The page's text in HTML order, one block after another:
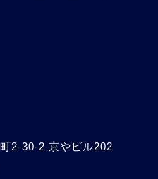
2-30-2 京やビル202